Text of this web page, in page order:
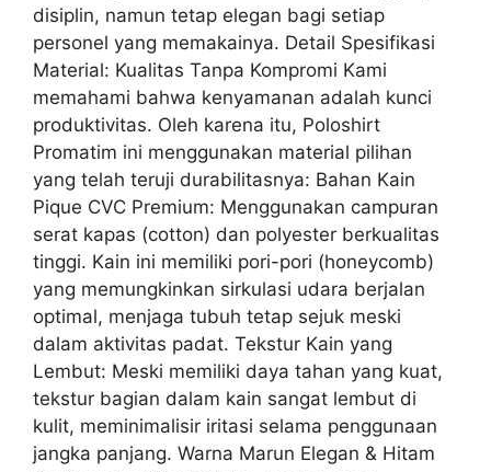
disiplin, namun tetap elegan bagi setiap
personel yang memakainya. Detail Spesifikasi
Material: Kualitas Tanpa Kompromi Kami
memahami bahwa kenyamanan adalah kunci
produktivitas. Oleh karena itu, Poloshirt
Promatim ini menggunakan material pilihan
yang telah teruji durabilitasnya: Bahan Kain
Pique CVC Premium: Menggunakan campuran
serat kapas (cotton) dan polyester berkualitas
tinggi. Kain ini memiliki pori-pori (honeycomb)
yang memungkinkan sirkulasi udara berjalan
optimal, menjaga tubuh tetap sejuk meski
dalam aktivitas padat. Tekstur Kain yang
Lembut: Meski memiliki daya tahan yang kuat,
tekstur bagian dalam kain sangat lembut di
kulit, meminimalisir iritasi selama penggunaan
jangka panjang. Warna Marun Elegan & Hitam